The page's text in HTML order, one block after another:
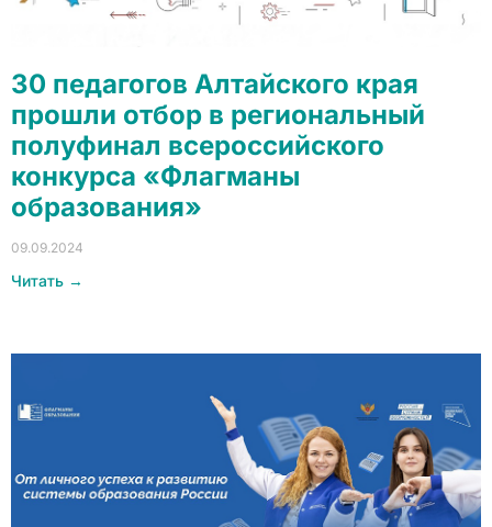
30 педагогов Алтайского края
прошли отбор в региональный
полуфинал всероссийского
конкурса «Флагманы
образования»
09.09.2024
Читать →